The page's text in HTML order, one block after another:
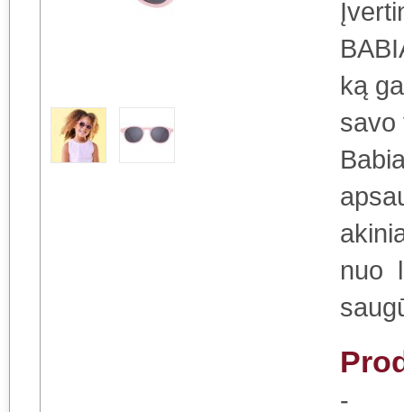
ką
savo
nuo
-